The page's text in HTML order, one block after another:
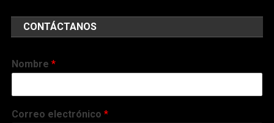
CONTÁCTANOS
Nombre*
Correo electrónico*